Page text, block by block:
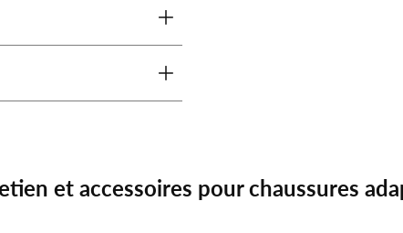
et accessoires pour chaussures